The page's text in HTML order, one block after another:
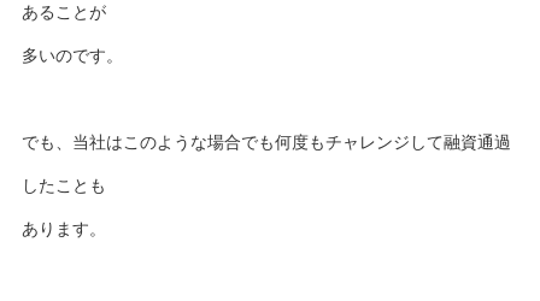
あることが
多いのです。
でも、当社はこのような場合でも何度もチャレンジして融資通過
したことも
あります。